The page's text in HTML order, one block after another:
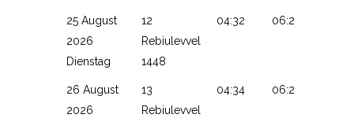
25 August
2026
Dienstag
12
Rebiulevvel
1448
04:32 06:20
26 August
2026
13
Rebiulevvel
04:34 06:21